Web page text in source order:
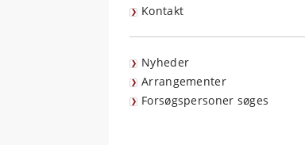
Kontakt
Nyheder
Arrangementer
Forsøgspersoner søges